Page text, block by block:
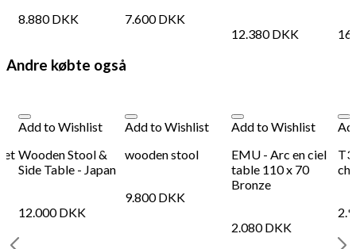
8.880DKK 7.600DKK
12.380DKK
Andre købte også
Add to Wishlist
Wooden Stool &
Side Table - Japan
12.000DKK
Add to Wishlist
wooden stool
9.800DKK
Add to Wishlist
EMU - Arc en ciel
table 110 x 70
Bronze
2.080DKK